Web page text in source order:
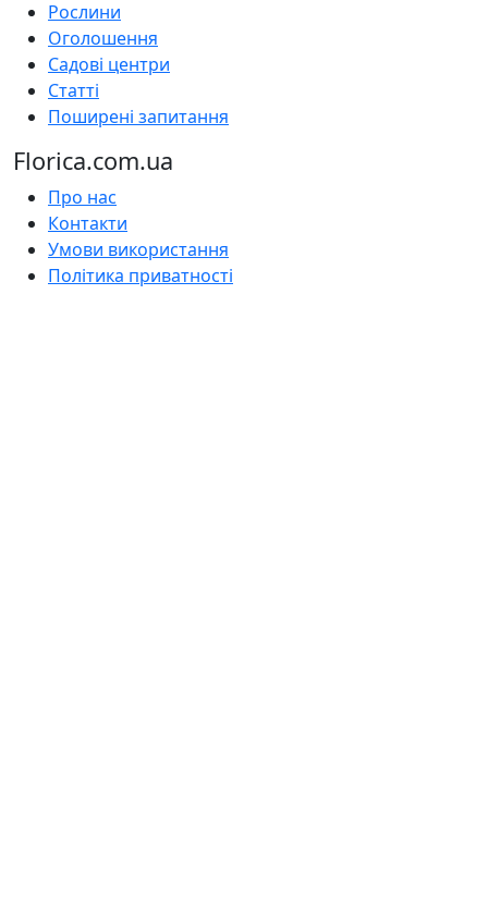
Рослини
Оголошення
Садові центри
Статті
Поширені запитання
Florica.com.ua
Про нас
Контакти
Умови використання
Політика приватності